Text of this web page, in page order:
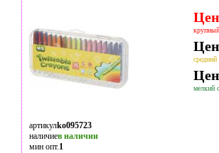
средний
мелкий
артикулko095723
наличиев наличии
мин опт.1